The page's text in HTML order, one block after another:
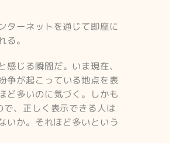
ターネットを通じて即座に
る。
感じる瞬間だ。いま現在、
争が起こっている地点を表
ど多いのに気づく。しかも
、正しく表示できる人は
いか。それほど多いという